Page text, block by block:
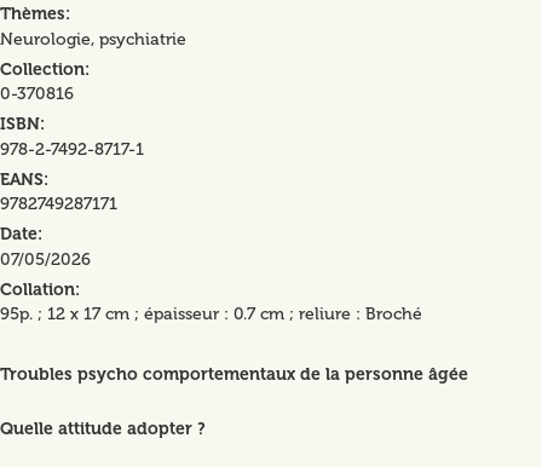
Thèmes
Neurologie, psychiatrie
Collection
0-370816
ISBN
978-2-7492-8717-1
EANS
9782749287171
Date
07/05/2026
Collation
95p. ; 12 x 17 cm ; épaisseur : 0.7 cm ; reliure : Broché
Troubles psycho comportementaux de la personne âgée
Quelle attitude adopter ?